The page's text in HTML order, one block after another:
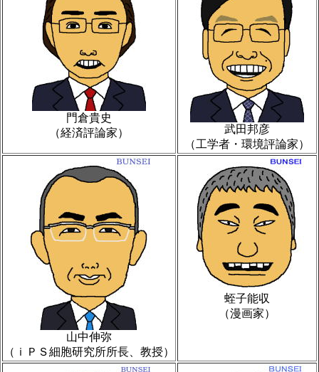
門倉貴史
（経済評論家）
武田邦彦
（工学者・環境評論家）
山中伸弥
（ｉＰＳ細胞研究所所長、教授）
蛭子能収
（漫画家）